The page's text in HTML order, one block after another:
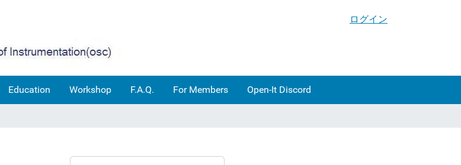
ログイン
Education Workshop F.A.Q. For Members Open-It Discord